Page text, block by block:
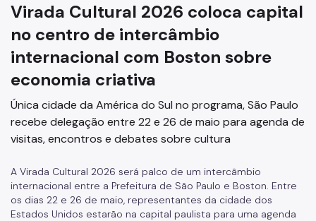
Virada Cultural 2026 coloca capital
no centro de intercâmbio
internacional com Boston sobre
economia criativa
Única cidade da América do Sul no programa, São Paulo
recebe delegação entre 22 e 26 de maio para agenda de
visitas, encontros e debates sobre cultura
A Virada Cultural 2026 será palco de um intercâmbio
internacional entre a Prefeitura de São Paulo e Boston. Entre
os dias 22 e 26 de maio, representantes da cidade dos
Estados Unidos estarão na capital paulista para uma agenda